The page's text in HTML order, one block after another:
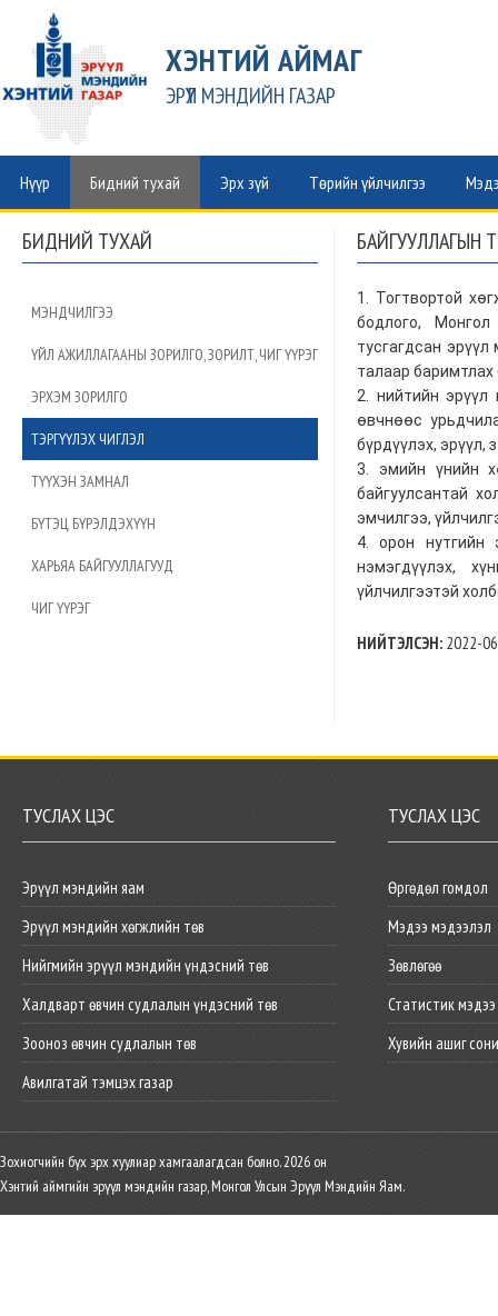
ХЭНТИЙ АЙМАГ
ЭРҮҮЛ МЭНДИЙН ГАЗАР
Нүүр Бидний тухай Эрх зүй Төрийн үйлчилгээ
БИДНИЙ ТУХАЙ
МЭНДЧИЛГЭЭ
ҮЙЛ АЖИЛЛАГААНЫ ЗОРИЛГО, ЗОРИЛТ, ЧИГ ҮҮРЭГ
ЭРХЭМ ЗОРИЛГО
ТЭРГҮҮЛЭХ ЧИГЛЭЛ
ТҮҮХЭН ЗАМНАЛ
БҮТЭЦ БҮРЭЛДЭХҮҮН
ХАРЬЯА БАЙГУУЛЛАГУУД
ЧИГ ҮҮРЭГ
БАЙГУУЛЛАГЫН
1. Тогтвортой
бодлого,
тусгагдсан
талаар баримтлах
2. нийтийн эрүүл
өвчнөөс
бүрдүүлэх, эрүүл,
3. эмийн үнийн
байгуулсантай
эмчилгээ,
4. орон нутгийн
нэмэгдүүлэх,
үйлчилгээтэй
НИЙТЭЛСЭН: 2022-
ТУСЛАХ ЦЭС
Эрүүл мэндийн яам
Эрүүл мэндийн хөгжлийн төв
Нийгмийн эрүүл мэндийн үндэсний төв
Халдварт өвчин судлалын үндэсний төв
Зооноз өвчин судлалын төв
Авилгатай тэмцэх газар
ТУСЛАХ ЦЭС
Өргөдөл гомдол
Мэдээ мэдээлэл
Зөвлөгөө
Статистик мэдээ
Хувийн ашиг
Зохиогчийн бүх эрх хуулиар хамгаалагдсан болно. 2026 он
Хэнтий аймгийн эрүүл мэндийн газар, Монгол Улсын Эрүүл Мэндийн Яам.